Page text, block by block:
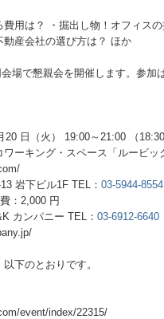
の皆様へ
資商品ご紹介
ち情報
メ情報
費用は？ ・掘出し物！オフィスの
動産会社の選び方は？ ほか
場で懇親会を開催します。参加
20 日（火） 19:00～21:00 （18:30
ーキング・スペース「ルービッ
13 岩下ビル1F TEL：03-5944-8554
：2,000 円
カンパニー TEL：03-6912-6640
下のとおりです。
event/index/22315/